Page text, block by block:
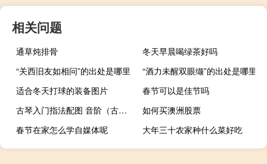
相关问题
通草炖排骨
冬天早晨喝绿茶好吗
“关西旧友如相问”的出处是哪里
“酒力未醒双眼缬”的出处是哪里
适合冬天打球的装备图片
春节可以是佳节吗
古琴入门指法配图 音阶（古琴入门指法配图）
如何买澳洲股票
春节在家怎么学自媒体呢
大年三十农家种什么菜好吃